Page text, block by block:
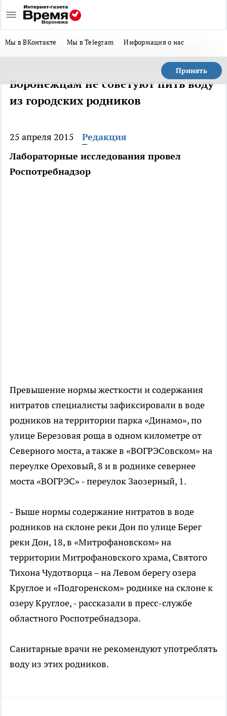
Мы в ВКонтакте Мы в Telegram Информация о нас
Принять
Воронежцам не советуют пить воду
из городских родников
25 апреля 2015
Редакция
Лабораторные исследования провел
Роспотребнадзор
Превышение нормы жесткости и содержания
нитратов специалисты зафиксировали в воде
родников на территории парка «Динамо», по
улице Березовая роща в одном километре от
Северного моста, а также в «ВОГРЭСовском» на
переулке Ореховый, 8 и в роднике севернее
моста «ВОГРЭС» - переулок Заозерный, 1.
- Выше нормы содержание нитратов в воде
родников на склоне реки Дон по улице Берег
реки Дон, 18, в «Митрофановском» на
территории Митрофановского храма, Святого
Тихона Чудотворца – на Левом берегу озера
Круглое и «Подгоренском» роднике на склоне к
озеру Круглое, - рассказали в пресс-службе
областного Роспотребнадзора.
Санитарные врачи не рекомендуют употреблять
воду из этих родников.